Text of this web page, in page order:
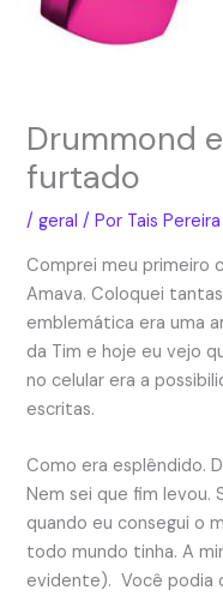
Drummond
furtado
/geral / Por Tais
Comprei meu primeiro
Amava. Coloquei
emblemática era uma
da Tim e hoje eu vejo
no celular era a
escritas.
Como era esplêndido.
Nem sei que fim levou.
quando eu consegui o
todo mundo tinha. A
evidente). Você podia